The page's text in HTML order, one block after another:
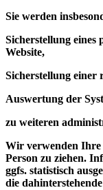
Sie werden
Sicherstellung eines
Website,
Sicherstellung einer
Auswertung der
zu weiteren
Wir verwenden Ihre
Person zu ziehen.
ggfs. statistisch
die